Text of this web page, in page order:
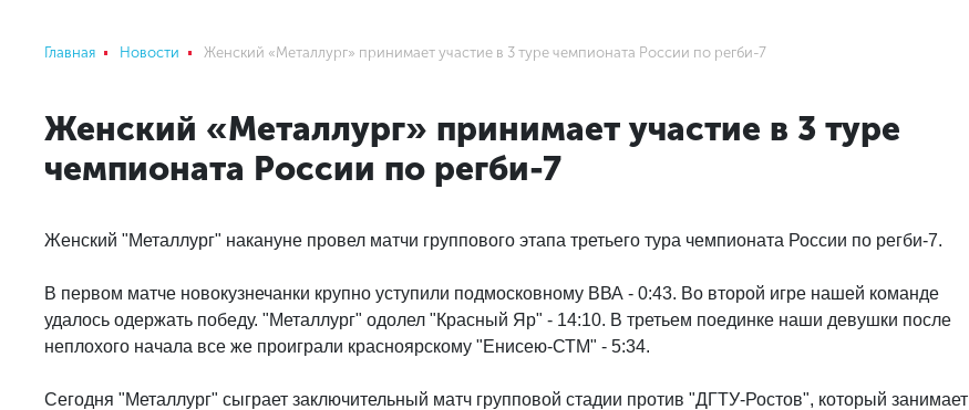
Главная Новости Женский «Металлург» принимает участие в 3 туре чемпионата России по регби-7
Женский «Металлург» принимает участие в 3 туре
чемпионата России по регби-7
Женский "Металлург" накануне провел матчи группового этапа третьего тура чемпионата России по регби-7.
В первом матче новокузнечанки крупно уступили подмосковному ВВА - 0:43. Во второй игре нашей команде
удалось одержать победу. "Металлург" одолел "Красный Яр" - 14:10. В третьем поединке наши девушки после
неплохого начала все же проиграли красноярскому "Енисею-СТМ" - 5:34.
Сегодня "Металлург" сыграет заключительный матч групповой стадии против "ДГТУ-Ростов", который занимает